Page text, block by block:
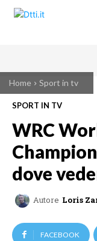
Home Sport in tv
SPORT IN TV
WRC
dove
Autore Loris
FACEBOOK